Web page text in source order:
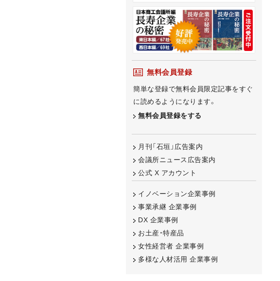
無料会員登録
簡単な登録で無料会員限定記事をすぐ
に読めるようになります。
無料会員登録をする
月刊「石垣」広告案内
会議所ニュース広告案内
公式 X アカウント
イノベーション企業事例
事業承継 企業事例
DX 企業事例
お土産・特産品
女性経営者 企業事例
多様な人材活用 企業事例